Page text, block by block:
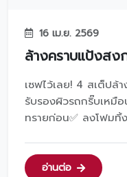
16 เม.ย. 2569
ล้างคราบแป้งสง
เซฟไว้เลย! 4 สเต็ปล้
รับรองผิวรถกริ๊บเหมื
ทรายก่อน✅ ลงโฟมทิ้
ซ้ำ✅ ถูจากบนลงล่าง
📌 คราบแห้งห้ามขูด!ส
อ่านต่อ